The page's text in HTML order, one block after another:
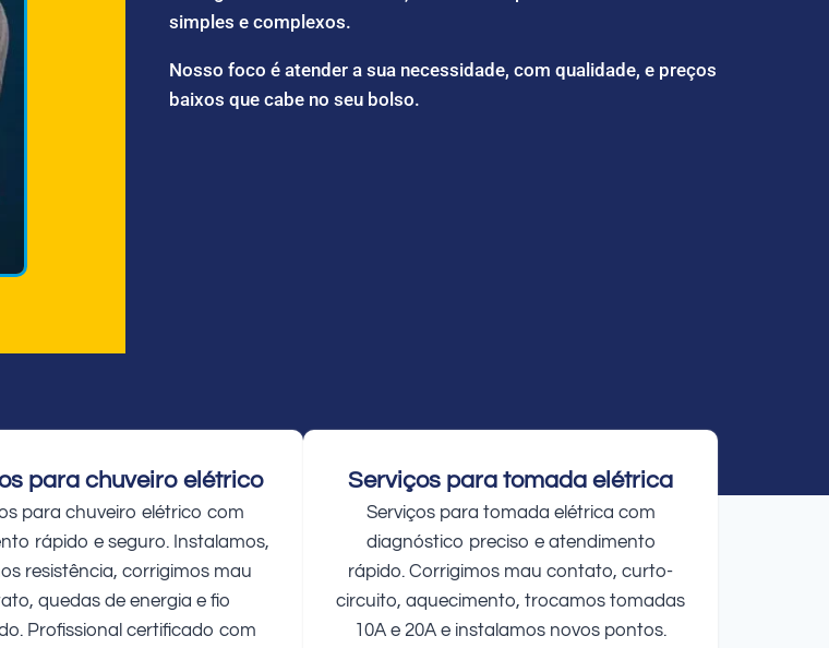
simples e complexos.
Nosso foco é atender a sua necessidade, com qualidade, e preços
baixos que cabe no seu bolso.
para chuveiro elétrico
para chuveiro elétrico com
rápido e seguro. Instalamos,
resistência, corrigimos mau
quedas de energia e fio
Profissional certificado com
Serviços para tomada elétrica
Serviços para tomada elétrica com
diagnóstico preciso e atendimento
rápido. Corrigimos mau contato, curto-
circuito, aquecimento, trocamos tomadas
10A e 20A e instalamos novos pontos.